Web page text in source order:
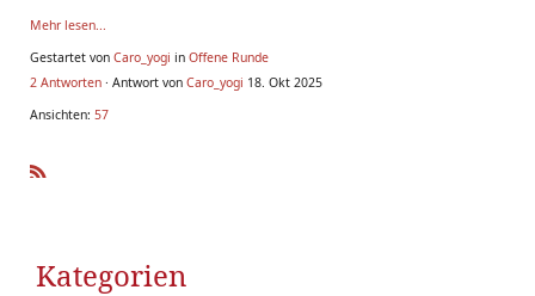
Mehr lesen...
Gestartet von Caro_yogi in Offene Runde
2 Antworten · Antwort von Caro_yogi 18. Okt 2025
Ansichten: 57
Kategorien